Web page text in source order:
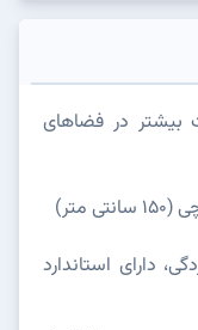
بیشتر در فضاهای
دارای استاندارد